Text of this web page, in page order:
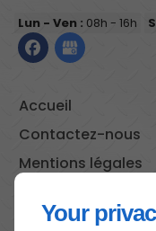
Your
Lun - Ven : 08h - 16h
Accueil
Contactez-nous
Mentions légales